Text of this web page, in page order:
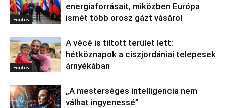
Fontos
energiaforrásait, miközben Európa
ismét több orosz gázt vásárol
Fontos
A vécé is tiltott terület lett:
hétköznapok a ciszjordániai telepesek
árnyékában
„A mesterséges intelligencia nem
válhat ingyenessé”